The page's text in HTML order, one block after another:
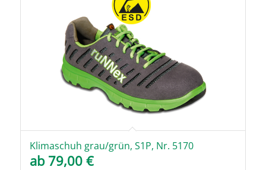
Klimaschuh grau/grün, S1P, Nr. 5170
ab 79,00 €